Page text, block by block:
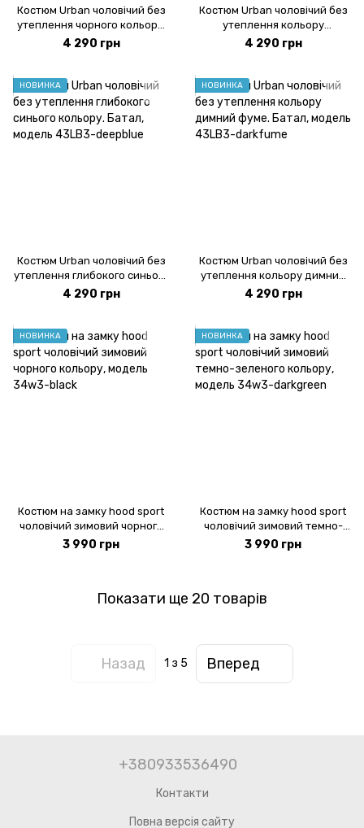
Костюм Urban чоловічий без
утеплення чорного кольору.
Батал, модель 43LB3-black
4 290 грн
Костюм Urban чоловічий без
утеплення кольору
графітовий індиго. Батал,
4 290 грн
НОВИНКА
Костюм Urban чоловічий без
утеплення глибокого синього
кольору. Батал, модель
4 290 грн
НОВИНКА
Костюм Urban чоловічий без
утеплення кольору димний
фуме. Батал, модель 43LB3-
4 290 грн
НОВИНКА
Костюм на замку hood sport
чоловічий зимовий чорного
кольору, модель 34w3-black
3 990 грн
НОВИНКА
Костюм на замку hood sport
чоловічий зимовий темно-
зеленого кольору, модель
3 990 грн
Показати ще 20 товарів
Назад 1 з 5 Вперед
+380933536490
Контакти
Повна версія сайту